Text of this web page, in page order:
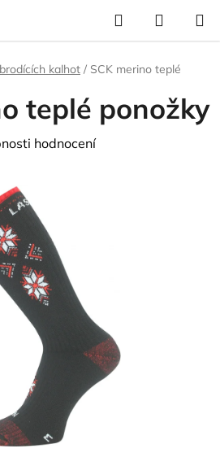
Hledat
kalhot / SCK merino teplé
teplé ponožky
hodnocení